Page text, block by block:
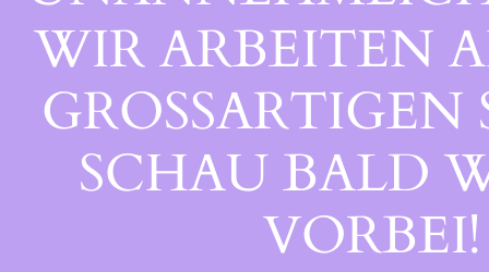
WIR ARBEITEN
GROSSARTIGEN
CHAU BALD
ORBEI!